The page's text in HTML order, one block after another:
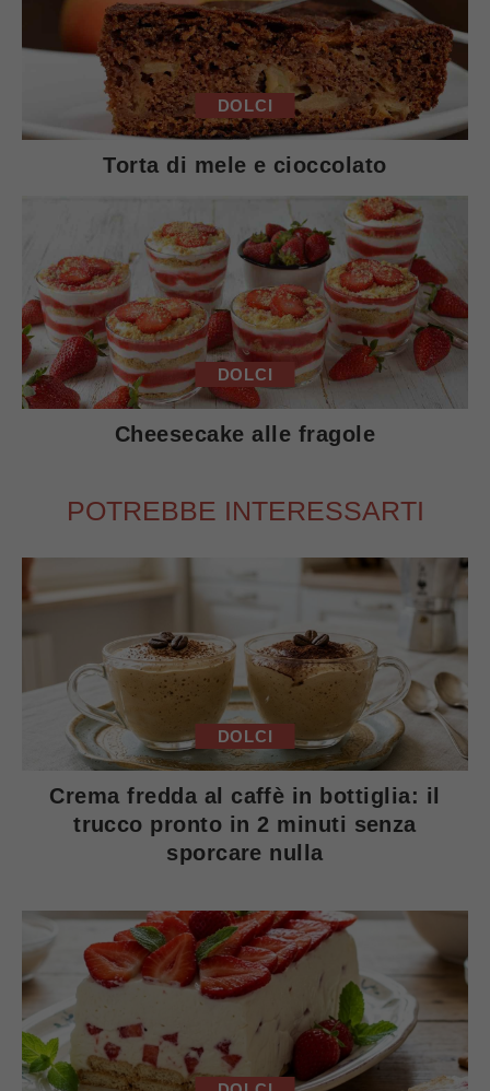
DOLCI
Torta di mele e cioccolato
DOLCI
Cheesecake alle fragole
POTREBBE INTERESSARTI
DOLCI
Crema fredda al caffè in bottiglia: il
trucco pronto in 2 minuti senza
sporcare nulla